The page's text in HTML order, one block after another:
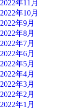
2022年11月
2022年10月
2022年9月
2022年8月
2022年7月
2022年6月
2022年5月
2022年4月
2022年3月
2022年2月
2022年1月